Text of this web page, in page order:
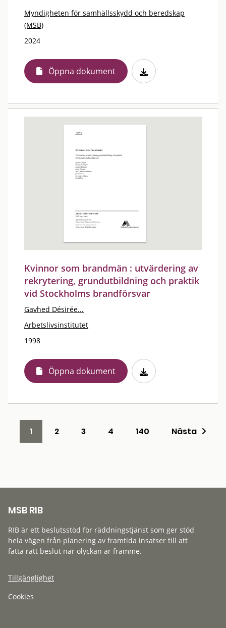
Myndigheten för samhällsskydd och beredskap
(MSB)
2024
Öppna dokument
Kvinnor som brandmän : utvärdering av
rekrytering, grundutbildning och praktik
vid Stockholms brandförsvar
Gavhed Désirée...
Arbetslivsinstitutet
1998
Öppna dokument
1 2 3 4 140 Nästa
MSB RIB
RIB är ett beslutsstöd för räddningstjänst som ger stöd
hela vägen från planering av framtida insatser till att
fatta rätt beslut när olyckan är framme.
Tillgänglighet
Cookies